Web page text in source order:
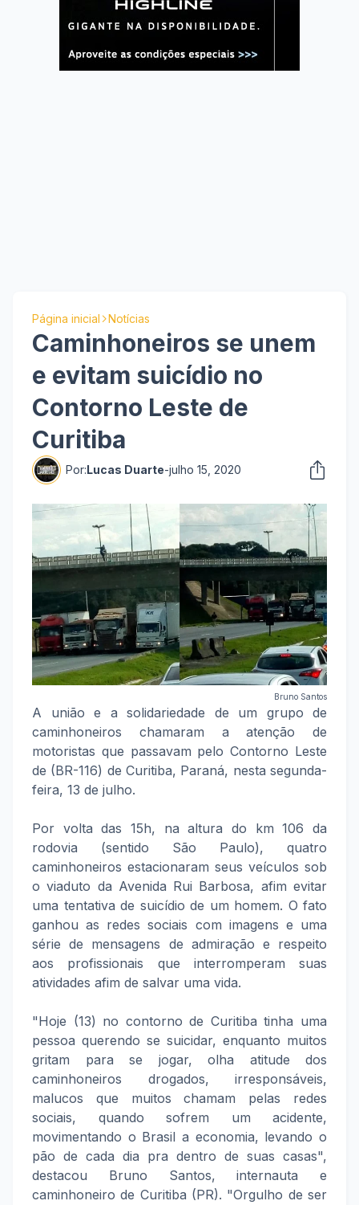
Página inicial Notícias
Caminhoneiros se unem
e evitam suicídio no
Contorno Leste de
Curitiba
Por:Lucas Duarte-julho 15, 2020
Bruno Santos
A união e a solidariedade de um grupo de
caminhoneiros chamaram a atenção de
motoristas que passavam pelo Contorno Leste
de (BR-116) de Curitiba, Paraná, nesta segunda-
feira, 13 de julho.
Por volta das 15h, na altura do km 106 da
rodovia (sentido São Paulo), quatro
caminhoneiros estacionaram seus veículos sob
o viaduto da Avenida Rui Barbosa, afim evitar
uma tentativa de suicídio de um homem. O fato
ganhou as redes sociais com imagens e uma
série de mensagens de admiração e respeito
aos profissionais que interromperam suas
atividades afim de salvar uma vida.
"Hoje (13) no contorno de Curitiba tinha uma
pessoa querendo se suicidar, enquanto muitos
gritam para se jogar, olha atitude dos
caminhoneiros drogados, irresponsáveis,
malucos que muitos chamam pelas redes
sociais, quando sofrem um acidente,
movimentando o Brasil a economia, levando o
pão de cada dia pra dentro de suas casas",
destacou Bruno Santos, internauta e
caminhoneiro de Curitiba (PR). "Orgulho de ser